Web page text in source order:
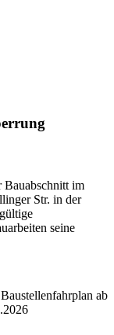
Bauabschnitt im
Str. in der
seine
ab